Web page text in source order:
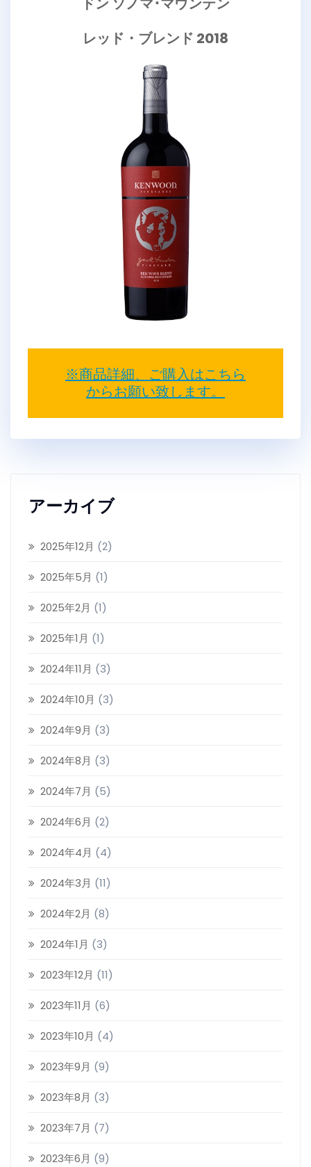
レッド・ブレンド 2018
※商品詳細、ご購入はこちら
からお願い致します。
アーカイブ
2025年12月 (2)
2025年5月 (1)
2025年2月 (1)
2025年1月 (1)
2024年11月 (3)
2024年10月 (3)
2024年9月 (3)
2024年8月 (3)
2024年7月 (5)
2024年6月 (2)
2024年4月 (4)
2024年3月 (11)
2024年2月 (8)
2024年1月 (3)
2023年12月 (11)
2023年11月 (6)
2023年10月 (4)
2023年9月 (9)
2023年8月 (3)
2023年7月 (7)
2023年6月 (9)